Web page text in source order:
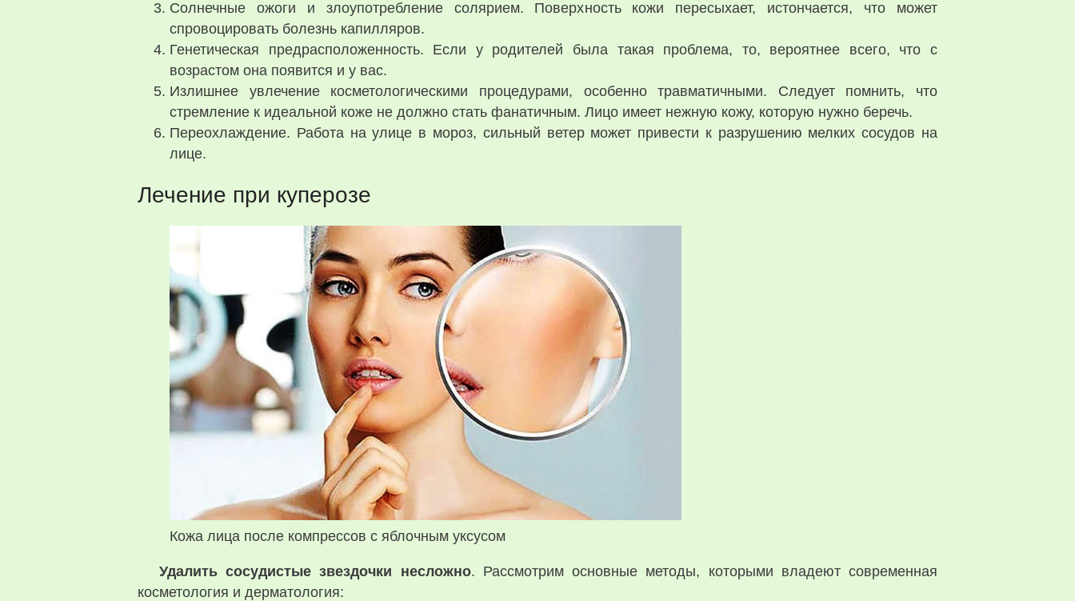
Солнечные ожоги и злоупотребление солярием. Поверхность кожи пересыхает, истончается, что может
спровоцировать болезнь капилляров.
Генетическая предрасположенность. Если у родителей была такая проблема, то, вероятнее всего, что с
возрастом она появится и у вас.
Излишнее увлечение косметологическими процедурами, особенно травматичными. Следует помнить, что
стремление к идеальной коже не должно стать фанатичным. Лицо имеет нежную кожу, которую нужно беречь.
Переохлаждение. Работа на улице в мороз, сильный ветер может привести к разрушению мелких сосудов на
лице.
Лечение при куперозе
Кожа лица после компрессов с яблочным уксусом
Удалить сосудистые звездочки несложно. Рассмотрим основные методы, которыми владеют современная
косметология и дерматология: